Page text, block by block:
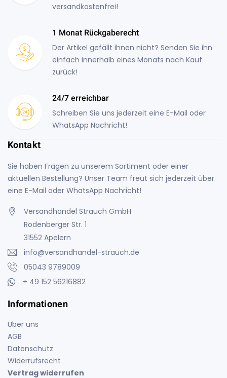
versandkostenfrei!
1 Monat Rückgaberecht
Der Artikel gefällt ihnen nicht? Senden Sie ihn
einfach innerhalb eines Monats nach Kauf
zurück!
24/7 erreichbar
Schreiben Sie uns jederzeit eine E-Mail oder
WhatsApp Nachricht!
Kontakt
Sie haben Fragen zu unserem Sortiment oder einer
aktuellen Bestellung? Unser Team freut sich jederzeit über
eine E-Mail oder WhatsApp Nachricht!
Versandhandel Strauch GmbH
Rodenberger Str. 1
31552 Apelern
info@versandhandel-strauch.de
05043 9789009
+ 49 152 56216882
Informationen
Über uns
AGB
Datenschutz
Widerrufsrecht
Vertrag widerrufen